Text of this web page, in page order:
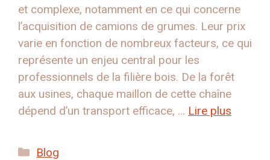
et complexe, notamment en ce qui concerne
l’acquisition de camions de grumes. Leur prix
varie en fonction de nombreux facteurs, ce qui
représente un enjeu central pour les
professionnels de la filière bois. De la forêt
aux usines, chaque maillon de cette chaîne
dépend d’un transport efficace, … Lire plus
Catégories
Blog